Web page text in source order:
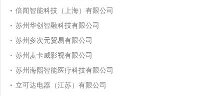
倍闻智能科技（上海）有限公司
苏州华创智融科技有限公司
苏州多次元贸易有限公司
苏州麦卡威影视有限公司
苏州海熙智能医疗科技有限公司
立可达电器（江苏）有限公司